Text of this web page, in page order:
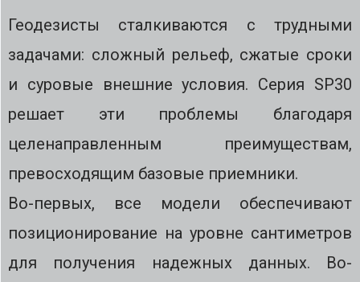
Геодезисты сталкиваются с трудными
задачами: сложный рельеф, сжатые сроки
и суровые внешние условия. Серия SP30
решает эти проблемы благодаря
целенаправленным преимуществам,
превосходящим базовые приемники.
Во-первых, все модели обеспечивают
позиционирование на уровне сантиметров
для получения надежных данных. Во-